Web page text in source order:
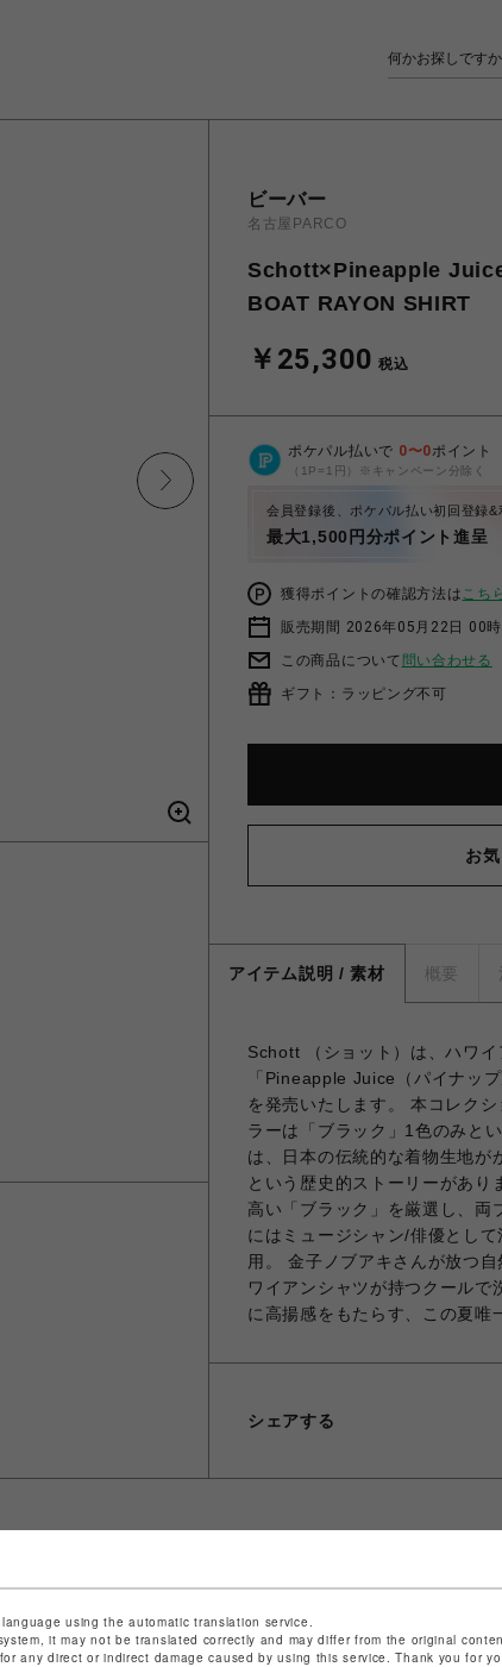
ビーバー
名古屋PARCO
Schott×Pineapple
BOAT RAYON SHIRT
￥25,300 税込
ポケパル払いで 0〜0ポイント
（1P=1円）※キャンペーン分除く
会員登録後、ポケパル払い初回登録&
最大1,500円分ポイント進呈
獲得ポイントの確認方法はこち
販売期間 2026年05月22日 00
この商品について 問い合わせる
ギフト：ラッピング不可
お
アイテム説明 / 素材 概要
Schott （ショット）は、ハワ
「Pineapple Juice（パイナッ
を発売いたします。 本コレク
ラーは「ブラック」1色のみと
は、日本の伝統的な着物生地が
という歴史的ストーリーがあ
高い「ブラック」を厳選し、両
にはミュージシャン/俳優とし
用。 金子ノブアキさんが放つ
ワイアンシャツが持つクールで
に高揚感をもたらす、この夏唯
シェアする
名古屋PARCO
using the automatic translation service.
it may not be translated correctly and may differ from the original
any direct or indirect damage caused by using this service. Thank you for